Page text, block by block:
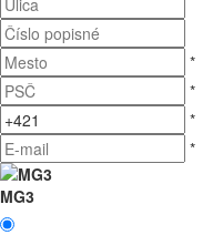
*
*
*
*
MG3